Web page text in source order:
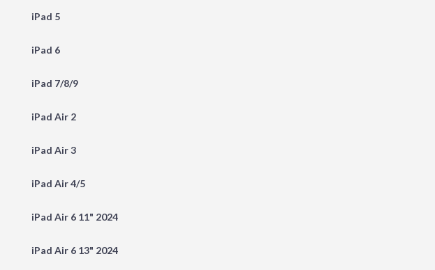
iPad 5
iPad 6
iPad 7/8/9
iPad Air 2
iPad Air 3
iPad Air 4/5
iPad Air 6 11" 2024
iPad Air 6 13" 2024